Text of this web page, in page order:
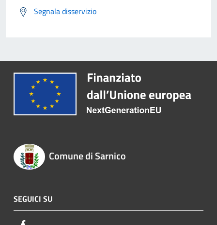
Segnala disservizio
Comune di Sarnico
SEGUICI SU